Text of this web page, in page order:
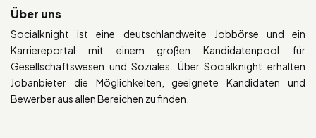
Über uns
Socialknight ist eine deutschlandweite Jobbörse und ein
Karriereportal mit einem großen Kandidatenpool für
Gesellschaftswesen und Soziales. Über Socialknight erhalten
Jobanbieter die Möglichkeiten, geeignete Kandidaten und
Bewerber aus allen Bereichen zu finden.